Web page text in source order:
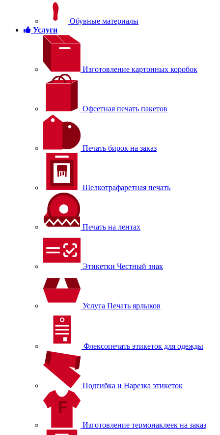
Обувные материалы
Услуги
Изготовление картонных коробок
Офсетная печать пакетов
Печать бирок на заказ
Шелкотрафаретная печать
Печать на лентах
Этикетки Честный знак
Услуга Печать ярлыков
Флексопечать этикеток для одежды
Подгибка и Нарезка этикеток
Изготовление термонаклеек на заказ